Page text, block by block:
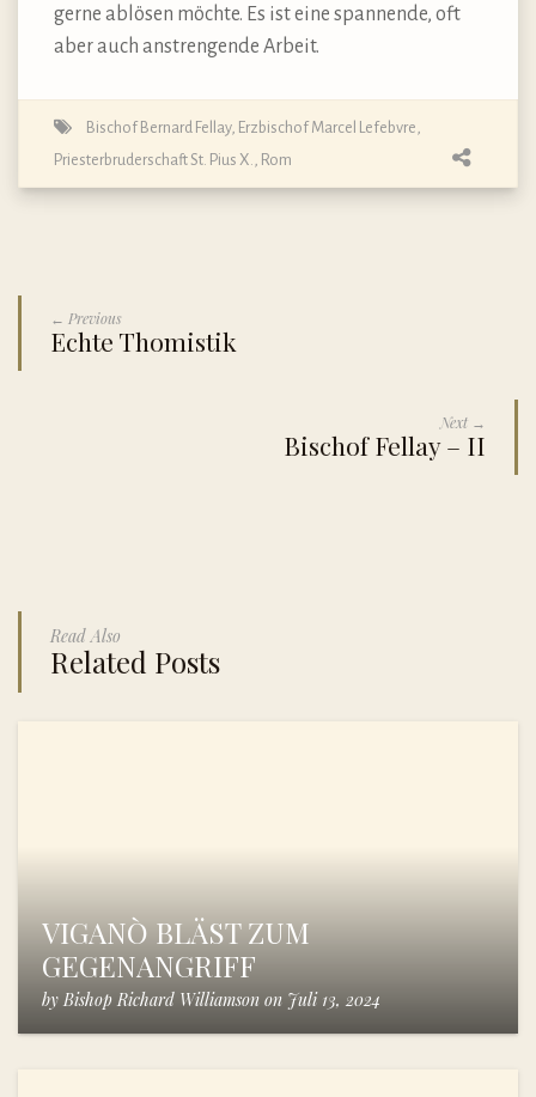
gerne ablösen möchte. Es ist eine spannende, oft
aber auch anstrengende Arbeit.
Bischof Bernard Fellay, Erzbischof Marcel Lefebvre
Priesterbruderschaft St. Pius X.
Rom
← Previous
Echte Thomistik
Next →
Bischof Fellay – II
Read Also
Related Posts
VIGANÒ BLÄST ZUM
GEGENANGRIFF
by Bishop Richard Williamson on Juli 13, 2024